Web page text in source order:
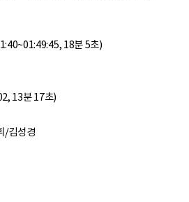
18분 5초)
13분 17초)
/김성경